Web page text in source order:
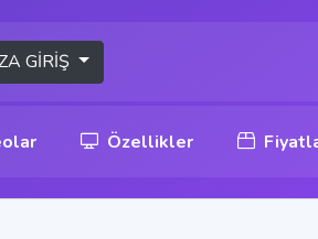
GİRİŞ
Özellikler